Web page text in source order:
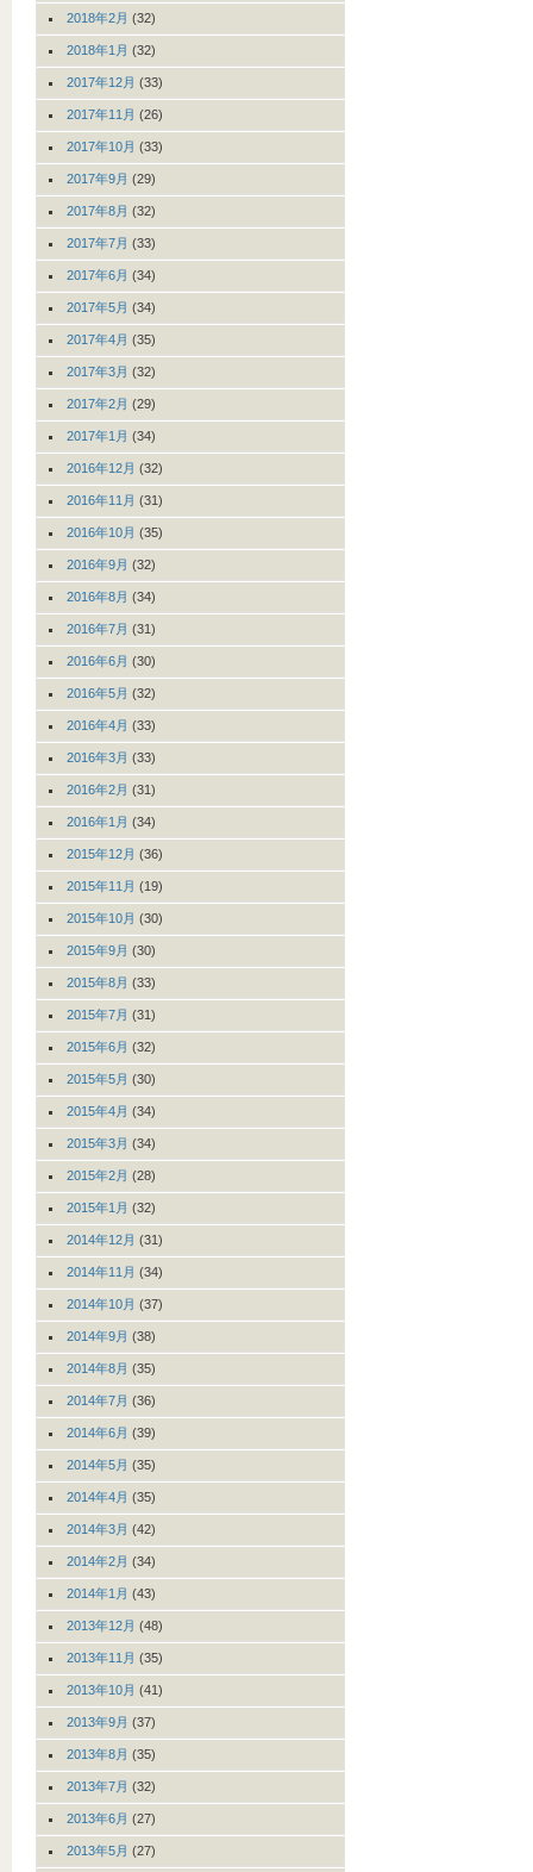
2018年2月 (32)
2018年1月 (32)
2017年12月 (33)
2017年11月 (26)
2017年10月 (33)
2017年9月 (29)
2017年8月 (32)
2017年7月 (33)
2017年6月 (34)
2017年5月 (34)
2017年4月 (35)
2017年3月 (32)
2017年2月 (29)
2017年1月 (34)
2016年12月 (32)
2016年11月 (31)
2016年10月 (35)
2016年9月 (32)
2016年8月 (34)
2016年7月 (31)
2016年6月 (30)
2016年5月 (32)
2016年4月 (33)
2016年3月 (33)
2016年2月 (31)
2016年1月 (34)
2015年12月 (36)
2015年11月 (19)
2015年10月 (30)
2015年9月 (30)
2015年8月 (33)
2015年7月 (31)
2015年6月 (32)
2015年5月 (30)
2015年4月 (34)
2015年3月 (34)
2015年2月 (28)
2015年1月 (32)
2014年12月 (31)
2014年11月 (34)
2014年10月 (37)
2014年9月 (38)
2014年8月 (35)
2014年7月 (36)
2014年6月 (39)
2014年5月 (35)
2014年4月 (35)
2014年3月 (42)
2014年2月 (34)
2014年1月 (43)
2013年12月 (48)
2013年11月 (35)
2013年10月 (41)
2013年9月 (37)
2013年8月 (35)
2013年7月 (32)
2013年6月 (27)
2013年5月 (27)